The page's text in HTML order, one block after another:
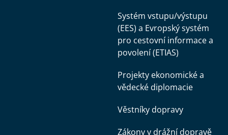
Systém vstupu/výstupu
(EES) a Evropský systém
pro cestovní informace a
povolení (ETIAS)
Projekty ekonomické a
vědecké diplomacie
Věstníky dopravy
Zákony v drážní dopravě